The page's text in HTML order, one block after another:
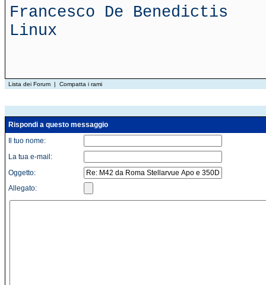
Francesco De Benedictis
Linux
Lista dei Forum | Compatta i rami
Rispondi a questo messaggio
Il tuo nome:
La tua e-mail:
Oggetto:
Allegato: